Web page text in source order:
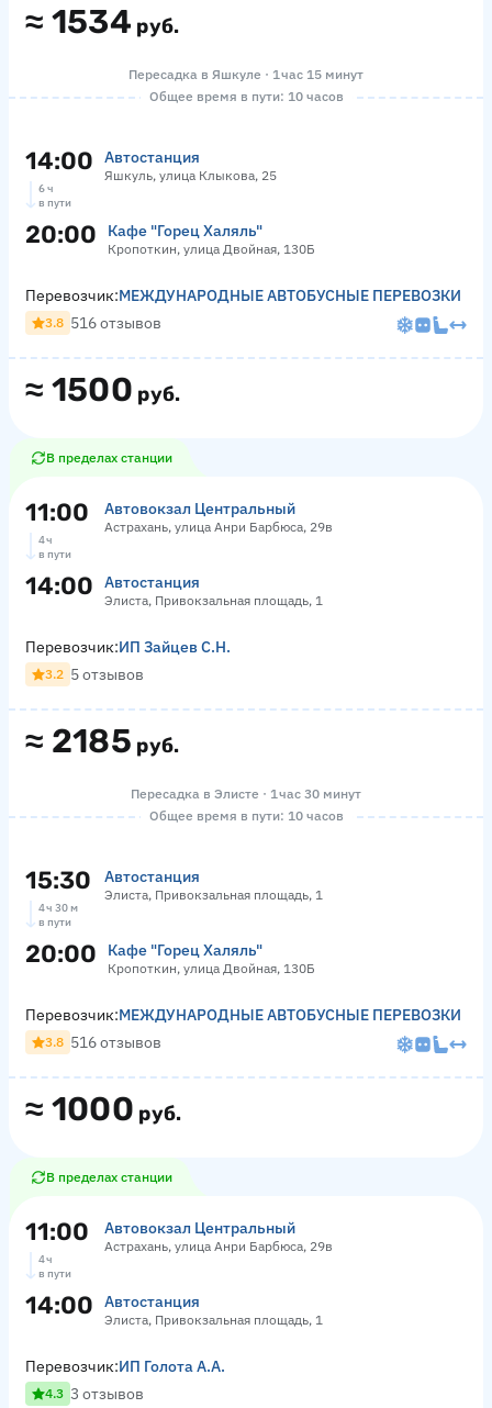
≈ 1534 руб.
Пересадка в Яшкуле · 1 час 15 минут
Общее время в пути: 10 часов
14:00 Автостанция
Яшкуль, улица Клыкова, 25
6 ч
в пути
20:00 Кафе "Горец Халяль"
Кропоткин, улица Двойная, 130Б
≈ 1500 руб.
Перевозчик:МЕЖДУНАРОДНЫЕ АВТОБУСНЫЕ ПЕРЕВОЗКИ
3.8 516 отзывов
В пределах станции
11:00 Автовокзал Центральный
Астрахань, улица Анри Барбюса, 29в
4 ч
в пути
14:00 Автостанция
Элиста, Привокзальная площадь, 1
≈ 2185 руб.
Перевозчик:ИП Зайцев С.Н.
3.2 5 отзывов
Пересадка в Элисте · 1 час 30 минут
Общее время в пути: 10 часов
15:30 Автостанция
Элиста, Привокзальная площадь, 1
4 ч 30 м
в пути
20:00 Кафе "Горец Халяль"
Кропоткин, улица Двойная, 130Б
≈ 1000 руб.
Перевозчик:МЕЖДУНАРОДНЫЕ АВТОБУСНЫЕ ПЕРЕВОЗКИ
3.8 516 отзывов
В пределах станции
11:00 Автовокзал Центральный
Астрахань, улица Анри Барбюса, 29в
4 ч
в пути
14:00 Автостанция
Элиста, Привокзальная площадь, 1
Перевозчик:ИП Голота А.А.
4.3 3 отзывов